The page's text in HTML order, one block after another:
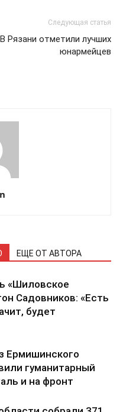
Следующая статья
В Рязани отметили лучших
юнармейцев
ЕЩЕ ОТ АВТОРА
«Шиловское
Садовников: «Есть
будет
Ермишинского
гуманитарный
и на фронт